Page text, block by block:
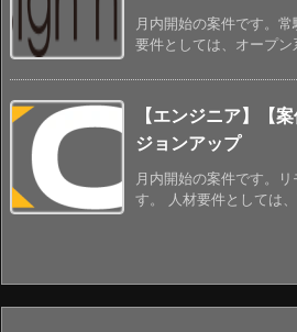
月内開始の案件です。
要件としては、オープ
【エンジニア】【
ジョンアップ
月内開始の案件です。
す。 人材要件としては